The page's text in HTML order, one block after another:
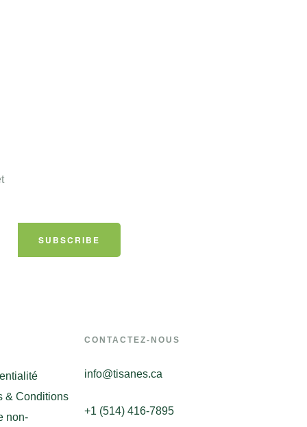
SUBSCRIBE
& Conditions
non-
CONTACTEZ-NOUS
info@tisanes.ca
+1 (514) 416-7895